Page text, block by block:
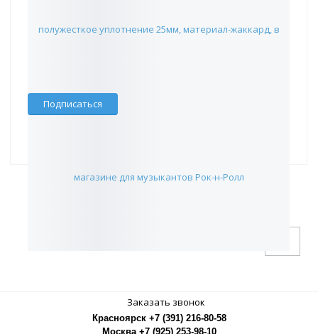
15 735 руб.
Подписаться
Заказать звонок
Красноярск +7 (391) 216-80-58
Москва +7 (925) 253-98-10